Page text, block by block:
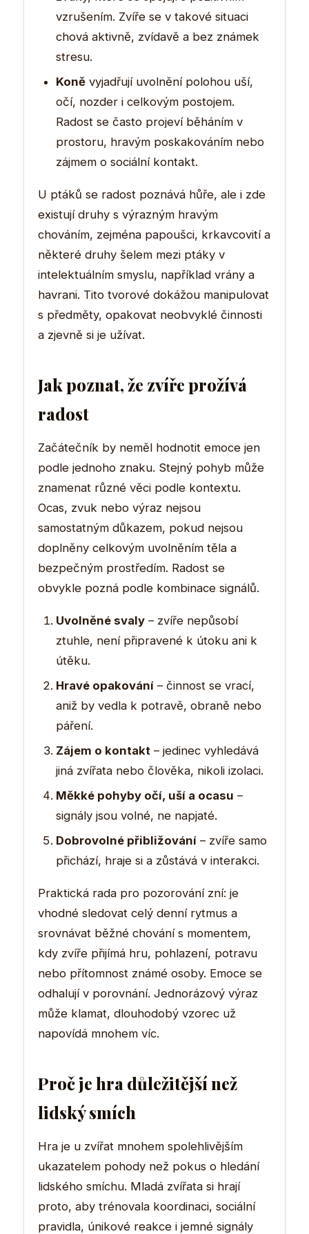
vzrušením. Zvíře se v takové situaci
chová aktivně, zvídavě a bez známek
stresu.
Koně vyjadřují uvolnění polohou uší,
očí, nozder i celkovým postojem.
Radost se často projeví běháním v
prostoru, hravým poskakováním nebo
zájmem o sociální kontakt.
U ptáků se radost poznává hůře, ale i zde
existují druhy s výrazným hravým
chováním, zejména papoušci, krkavcovití a
některé druhy šelem mezi ptáky v
intelektuálním smyslu, například vrány a
havrani. Tito tvorové dokážou manipulovat
s předměty, opakovat neobvyklé činnosti
a zjevně si je užívat.
Jak poznat, že zvíře prožívá
radost
Začátečník by neměl hodnotit emoce jen
podle jednoho znaku. Stejný pohyb může
znamenat různé věci podle kontextu.
Ocas, zvuk nebo výraz nejsou
samostatným důkazem, pokud nejsou
doplněny celkovým uvolněním těla a
bezpečným prostředím. Radost se
obvykle pozná podle kombinace signálů.
Uvolněné svaly – zvíře nepůsobí
ztuhle, není připravené k útoku ani k
útěku.
Hravé opakování – činnost se vrací,
aniž by vedla k potravě, obraně nebo
páření.
Zájem o kontakt – jedinec vyhledává
jiná zvířata nebo člověka, nikoli izolaci.
Měkké pohyby očí, uší a ocasu –
signály jsou volné, ne napjaté.
Dobrovolné přibližování – zvíře samo
přichází, hraje si a zůstává v interakci.
Praktická rada pro pozorování zní: je
vhodné sledovat celý denní rytmus a
srovnávat běžné chování s momentem,
kdy zvíře přijímá hru, pohlazení, potravu
nebo přítomnost známé osoby. Emoce se
odhalují v porovnání. Jednorázový výraz
může klamat, dlouhodobý vzorec už
napovídá mnohem víc.
Proč je hra důležitější než
lidský smích
Hra je u zvířat mnohem spolehlivějším
ukazatelem pohody než pokus o hledání
lidského smíchu. Mladá zvířata si hrají
proto, aby trénovala koordinaci, sociální
pravidla, únikové reakce i jemné signály